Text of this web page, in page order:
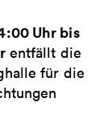
Uhr bis
entfällt die
für die